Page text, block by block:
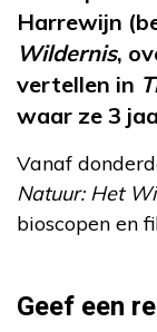
Harrewijn
Wildernis,
vertellen in
waar ze 3
Vanaf
Natuur: Het
bioscopen en
Geef een